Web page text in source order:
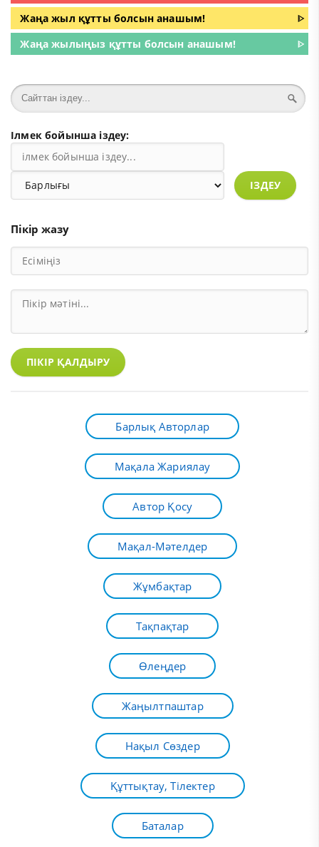
Жаңа жыл құтты болсын анашым!
ᐈ
Жаңа жылыңыз құтты болсын анашым!
ᐈ
Ілмек бойынша іздеу:
ІЗДЕУ
Пікір жазу
ПІКІР ҚАЛДЫРУ
Барлық Авторлар
Мақала Жариялау
Автор Қосу
Мақал-Мәтелдер
Жұмбақтар
Тақпақтар
Өлеңдер
Жаңылтпаштар
Нақыл Сөздер
Құттықтау, Тілектер
Баталар